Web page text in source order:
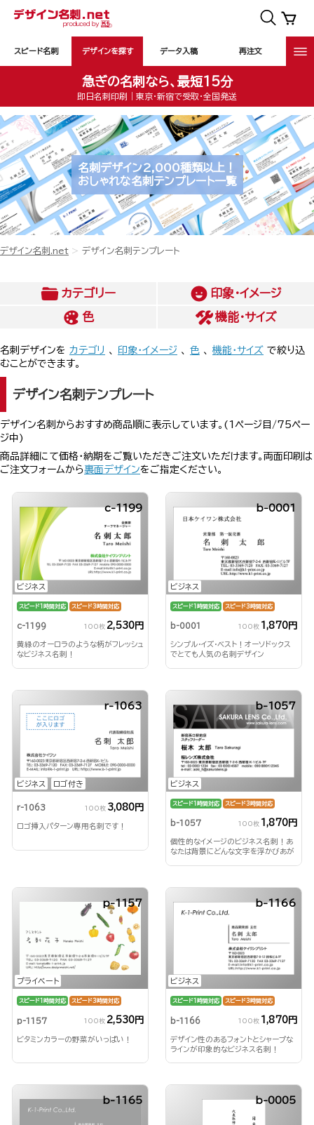
スピード名刺 デザインを探す データ入稿 再注文
急ぎの名刺なら、最短15分
即日名刺印刷｜東京・新宿で受取・全国発送
名刺デザイン2,000種類以上！
おしゃれな名刺テンプレート一覧
デザイン名刺.net デザイン名刺テンプレート
カテゴリー
印象・イメージ
色
機能・サイズ
名刺デザインを カテゴリ 、 印象・イメージ 、 色 、 機能・サイズ で絞り込
むことができます。
デザイン名刺テンプレート
デザイン名刺からおすすめ商品順に表示しています。(1ページ目/75ペー
ジ中)
商品詳細にて価格・納期をご覧いただきご注文いただけます。両面印刷は
ご注文フォームから裏面デザインをご指定ください。
ビジネス
c-1199
スピード1時間対応 スピード3時間対応
c-1199 100枚 2,530円
黄緑のオーロラのような柄がフレッシュ
なビジネス名刺！
ビジネス
b-0001
スピード1時間対応 スピード3時間対応
b-0001 100枚 1,870円
シンプル・イズ・ベスト！オーソドックス
でとても人気の名刺デザイン
ビジネス ロゴ付き
r-1063
r-1063 100枚 3,080円
ロゴ挿入パターン専用名刺です！
ビジネス
b-1057
スピード1時間対応 スピード3時間対応
b-1057 100枚 1,870円
個性的なイメージのビジネス名刺！あ
なたは背景にどんな文字を浮かびあが
プライベート
p-1157
スピード1時間対応 スピード3時間対応
p-1157 100枚 2,530円
ビタミンカラーの野菜がいっぱい！
ビジネス
b-1166
スピード1時間対応 スピード3時間対応
b-1166 100枚 1,870円
デザイン性のあるフォントとシャープな
ラインが印象的なビジネス名刺！
b-1165 b-0005